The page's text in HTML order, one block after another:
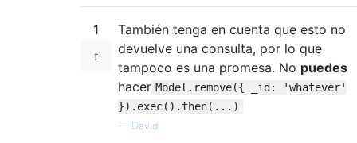
1
También tenga en cuenta que esto no
devuelve una consulta, por lo que
tampoco es una promesa. No puedes
hacer Model.remove({ _id: 'whatever'
}).exec().then(...)
— David